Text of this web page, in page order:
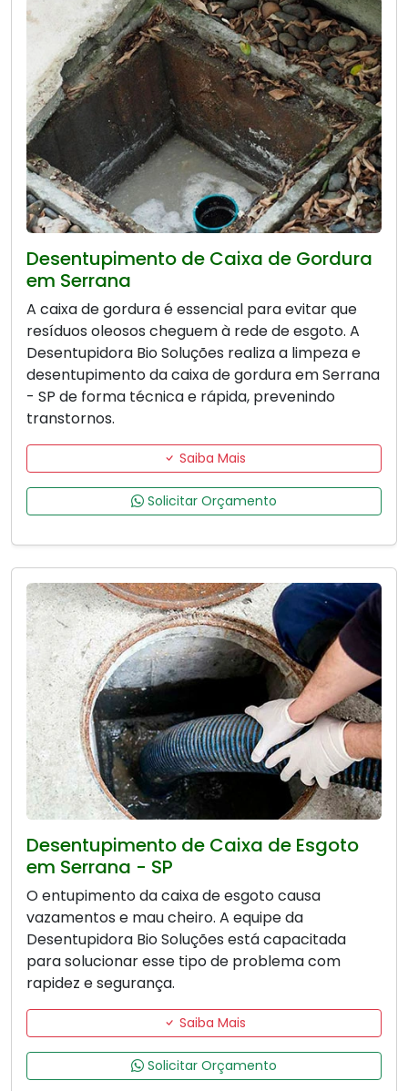
Desentupimento de Caixa de Gordura
em Serrana
A caixa de gordura é essencial para evitar que
resíduos oleosos cheguem à rede de esgoto. A
Desentupidora Bio Soluções realiza a limpeza e
desentupimento da caixa de gordura em Serrana
- SP de forma técnica e rápida, prevenindo
transtornos.
Saiba Mais
Solicitar Orçamento
Desentupimento de Caixa de Esgoto
em Serrana - SP
O entupimento da caixa de esgoto causa
vazamentos e mau cheiro. A equipe da
Desentupidora Bio Soluções está capacitada
para solucionar esse tipo de problema com
rapidez e segurança.
Saiba Mais
Solicitar Orçamento